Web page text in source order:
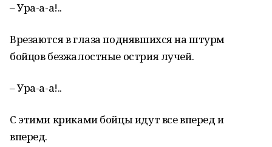
– Ура-а-а!..
Врезаются в глаза поднявшихся на штурм
бойцов безжалостные острия лучей.
– Ура-а-а!..
С этими криками бойцы идут все вперед и
вперед.